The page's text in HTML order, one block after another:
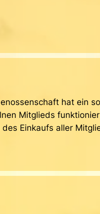
hat ein
Mitglieds
Einkaufs aller